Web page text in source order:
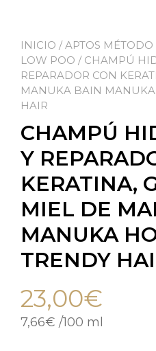
INICIO /APTOS MÉTODO
LOW POO / CHAMPÚ
REPARADOR CON
MANUKA BAIN
HAIR
CHAMPÚ
Y
KERATINA,
MIEL DE
MANUKA
TRENDY
23,00€
7,66€ /100 ml